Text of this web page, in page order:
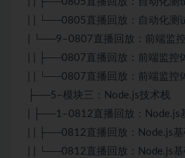
| | └──0805直播回放：自动化测
| └──9–0807直播回放：前端监
| | ├──0807直播回放：前端监控
| | └──0807直播回放：前端监控
├──5–模块三：Node.js技术栈
| ├──1–0812直播回放：Node.js
| | ├──0812直播回放：Node.js
| | └──0812直播回放：Node.js